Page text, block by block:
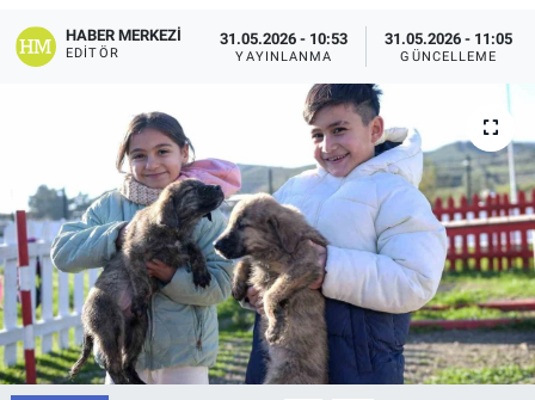
HABER MERKEZI
EDITÖR
31.05.2026 - 10:53
YAYINLANMA
31.05.2026 - 11:05
GÜNCELLEME